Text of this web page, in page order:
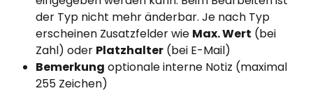
der Typ nicht mehr änderbar. Je nach Typ
erscheinen Zusatzfelder wie Max. Wert (bei
Zahl) oder Platzhalter (bei E-Mail)
Bemerkung optionale interne Notiz (maximal
255 Zeichen)